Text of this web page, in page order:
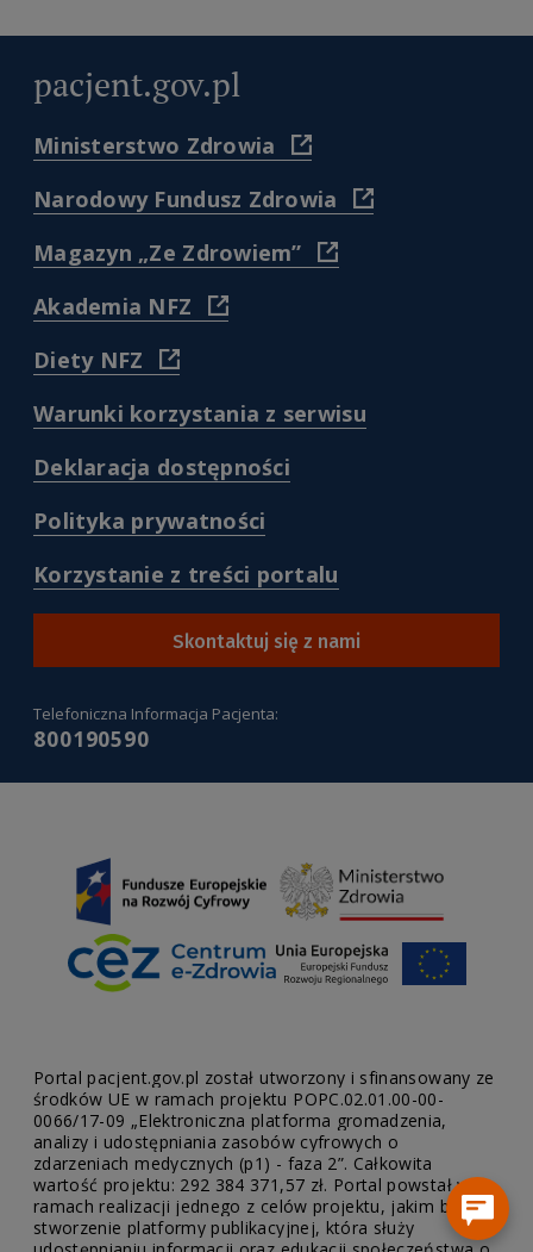
pacjent.gov.pl
Ministerstwo Zdrowia
(
https://www.gov.pl/web/
Narodowy Fundusz Zdrowia
(
https://
Magazyn „Ze Zdrowiem”
(
https://www.nfz.gov.pl/
)
Akademia NFZ
(
https://akademia.nfz.gov.pl/
Diety NFZ
(
https://diety.nfz.gov.pl/
Warunki korzystania z serwisu(
/warunki-
Deklaracja dostępności(
/deklaracja-
Polityka prywatności
/polityka-
prywatnosci
)
Korzystanie z treści portalu
/korzystanie-
z-
tresci-
Skontaktuj się z nami
Telefoniczna Informacja Pacjenta:
800190590
Portal pacjent.gov.pl został utworzony i sfinansowany ze
środków UE w ramach projektu POPC.02.01.00-00-
0066/17-09 „Elektroniczna platforma gromadzenia,
analizy i udostępniania zasobów cyfrowych o
zdarzeniach medycznych (p1) - faza 2”. Całkowita
wartość projektu: 292 384 371,57 zł. Portal powstał w
ramach realizacji jednego z celów projektu, jakim było
stworzenie platformy publikacyjnej, która służy